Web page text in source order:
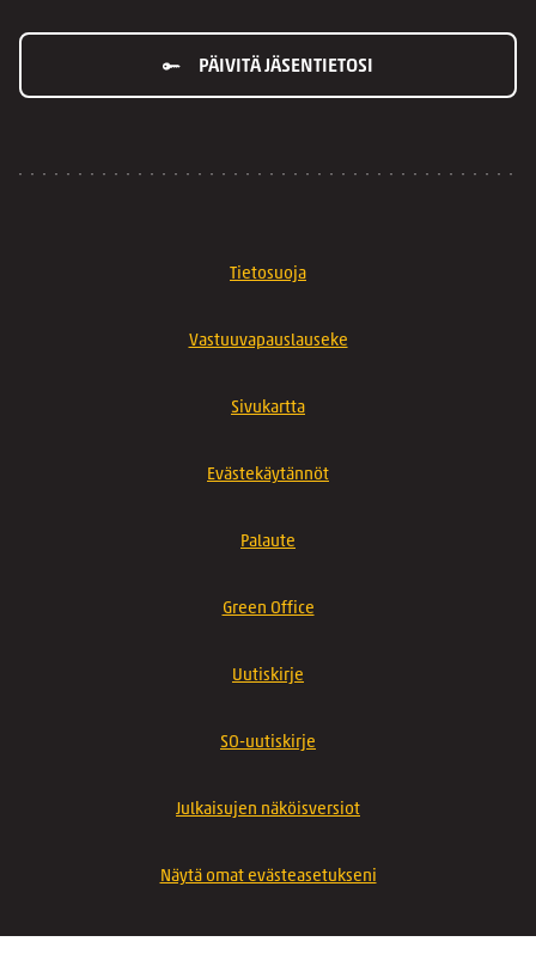
PÄIVITÄ JÄSENTIETOSI
Tietosuoja
Vastuuvapauslauseke
Sivukartta
Evästekäytännöt
Palaute
Green Office
Uutiskirje
SO-uutiskirje
Julkaisujen näköisversiot
Näytä omat evästeasetukseni